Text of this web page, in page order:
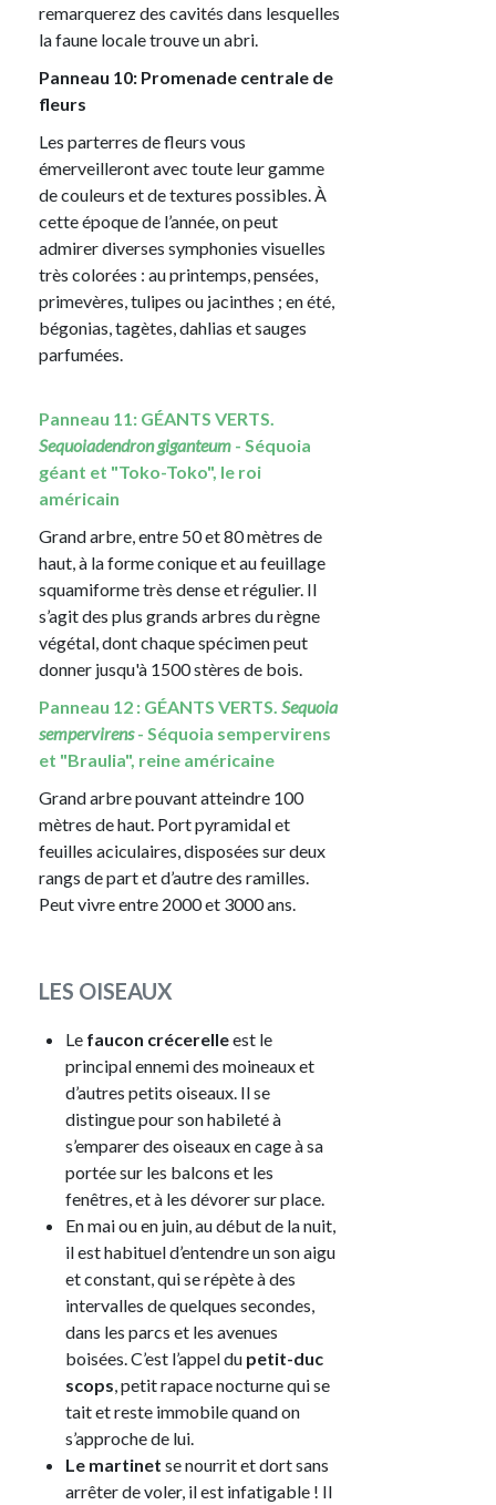
remarquerez des cavités dans lesquelles
la faune locale trouve un abri.
Panneau 10: Promenade centrale de
fleurs
Les parterres de fleurs vous
émerveilleront avec toute leur gamme
de couleurs et de textures possibles. À
cette époque de l’année, on peut
admirer diverses symphonies visuelles
très colorées : au printemps, pensées,
primevères, tulipes ou jacinthes ; en été,
bégonias, tagètes, dahlias et sauges
parfumées.
Panneau 11: GÉANTS VERTS.
Sequoiadendron giganteum - Séquoia
géant et "Toko-Toko", le roi
américain
Grand arbre, entre 50 et 80 mètres de
haut, à la forme conique et au feuillage
squamiforme très dense et régulier. Il
s’agit des plus grands arbres du règne
végétal, dont chaque spécimen peut
donner jusqu'à 1500 stères de bois.
Panneau 12 : GÉANTS VERTS. Sequoia
sempervirens- Séquoia sempervirens
et "Braulia", reine américaine
Grand arbre pouvant atteindre 100
mètres de haut. Port pyramidal et
feuilles aciculaires, disposées sur deux
rangs de part et d’autre des ramilles.
Peut vivre entre 2000 et 3000 ans.
LES OISEAUX
Le faucon crécerelleest le
principal ennemi des moineaux et
d’autres petits oiseaux. Il se
distingue pour son habileté à
s’emparer des oiseaux en cage à sa
portée sur les balcons et les
fenêtres, et à les dévorer sur place.
En mai ou en juin, au début de la nuit,
il est habituel d’entendre un son aigu
et constant, qui se répète à des
intervalles de quelques secondes,
dans les parcs et les avenues
boisées. C’est l’appel du petit-duc
scops, petit rapace nocturne qui se
tait et reste immobile quand on
s’approche de lui.
Le martinet se nourrit et dort sans
arrêter de voler, il est infatigable ! Il